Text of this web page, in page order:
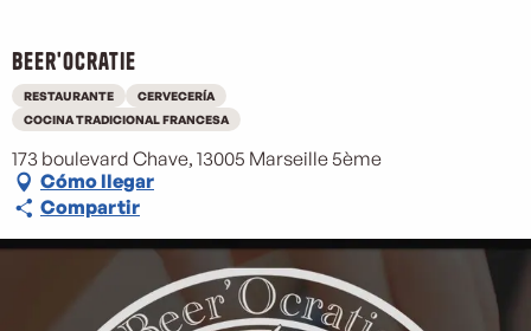
Beer'Ocratie
RESTAURANTE
CERVECERÍA
COCINA TRADICIONAL FRANCESA
173 boulevard Chave, 13005 Marseille 5ème
Cómo llegar
Compartir